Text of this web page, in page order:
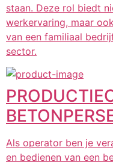
staan. Deze rol biedt
werkervaring, maar
van een familiaal
sector.
Als operator ben je
en bedienen van een